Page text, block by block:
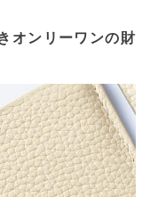
オンリーワンの財